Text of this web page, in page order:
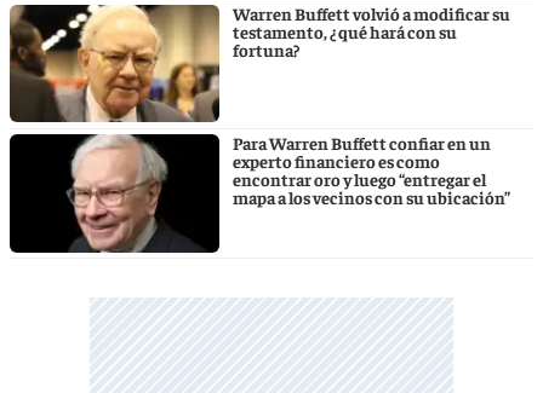
Warren Buffett volvió a modificar su
testamento, ¿ qué hará con su
fortuna?
Para Warren Buffett confiar en un
experto financiero es como
encontrar oro y luego “entregar el
mapa a los vecinos con su ubicación”